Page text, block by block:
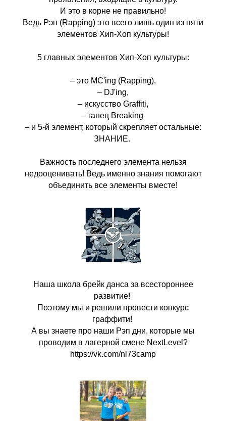
И это в корне не правильно!
Ведь Рэп (Rapping) это всего лишь один из пяти
элементов Хип-Хоп культуры!
5 главных элементов Хип-Хоп культуры:
– это MC'ing (Rapping),
– DJ'ing,
– искусство Graffiti,
– танец Breaking
– и 5-й элемент, который скрепляет остальные:
ЗНАНИЕ.
Важность последнего элемента нельзя
недооценивать! Ведь именно знания помогают
объединить все элементы вместе!
Наша школа брейк данса за всестороннее
развитие!
Поэтому мы и решили провести конкурс
граффити!
А вы знаете про наши Рэп дни, которые мы
проводим в лагерной смене NextLevel?
https://vk.com/nl73camp